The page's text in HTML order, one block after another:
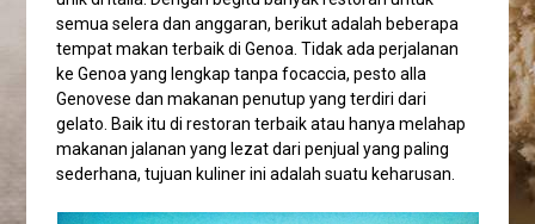
semua selera dan anggaran, berikut adalah beberapa
tempat makan terbaik di Genoa. Tidak ada perjalanan
ke Genoa yang lengkap tanpa focaccia, pesto alla
Genovese dan makanan penutup yang terdiri dari
gelato. Baik itu di restoran terbaik atau hanya melahap
makanan jalanan yang lezat dari penjual yang paling
sederhana, tujuan kuliner ini adalah suatu keharusan.